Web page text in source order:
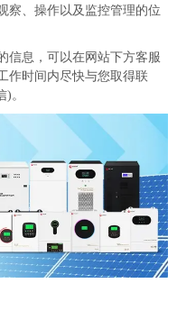
察、操作以及监控管理的位
信息，可以在网站下方客服
作时间内尽快与您取得联
。